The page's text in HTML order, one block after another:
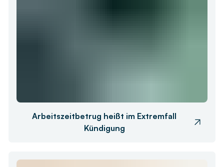
Arbeitszeitbetrug heißt im Extremfall
Kündigung